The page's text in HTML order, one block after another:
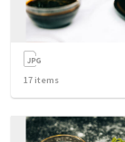
17 items